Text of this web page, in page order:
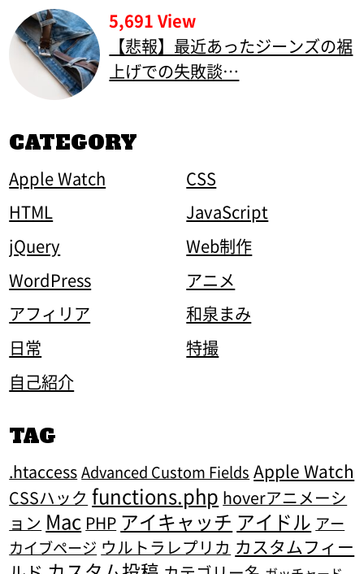
5,691 View
【悲報】最近あったジーンズの裾
上げでの失敗談…
CATEGORY
Apple Watch
CSS
HTML
JavaScript
jQuery
Web制作
WordPress
アニメ
アフィリア
和泉まみ
日常
特撮
自己紹介
TAG
.htaccess Advanced Custom Fields Apple Watch
CSSハック functions.php hoverアニメーシ
ョン Mac PHP アイキャッチ アイドル アー
カイブページ ウルトラレプリカ カスタムフィー